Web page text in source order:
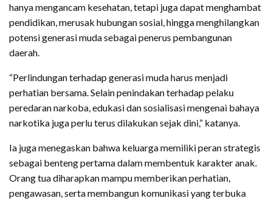
hanya mengancam kesehatan, tetapi juga dapat menghambat
pendidikan, merusak hubungan sosial, hingga menghilangkan
potensi generasi muda sebagai penerus pembangunan
daerah.
“Perlindungan terhadap generasi muda harus menjadi
perhatian bersama. Selain penindakan terhadap pelaku
peredaran narkoba, edukasi dan sosialisasi mengenai bahaya
narkotika juga perlu terus dilakukan sejak dini,” katanya.
Ia juga menegaskan bahwa keluarga memiliki peran strategis
sebagai benteng pertama dalam membentuk karakter anak.
Orang tua diharapkan mampu memberikan perhatian,
pengawasan, serta membangun komunikasi yang terbuka